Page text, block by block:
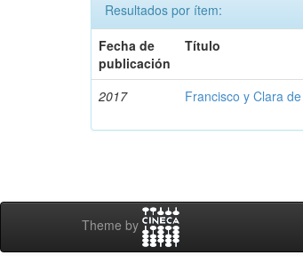
Resultados por ítem:
Fecha de
publicación
Título
2017 Francisco y Clara
Theme by